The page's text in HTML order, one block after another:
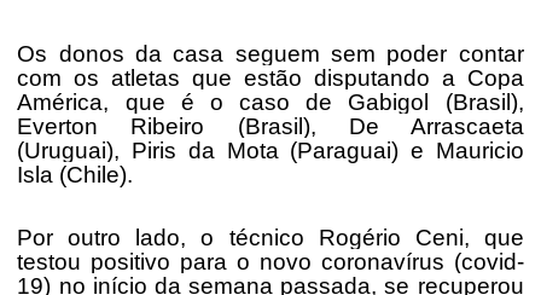
Os donos da casa seguem sem poder contar
com os atletas que estão disputando a Copa
América, que é o caso de Gabigol (Brasil),
Everton Ribeiro (Brasil), De Arrascaeta
(Uruguai), Piris da Mota (Paraguai) e Mauricio
Isla (Chile).
Por outro lado, o técnico Rogério Ceni, que
testou positivo para o novo coronavírus (covid-
19) no início da semana passada, se recuperou